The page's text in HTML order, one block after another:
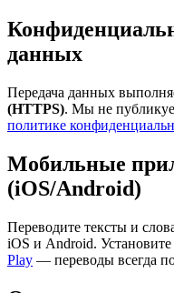
данных
Передача данных
(HTTPS). Мы не
политике
Мобильные
(iOS/Android)
Переводите тексты и
iOS и Android.
Play — переводы всегда